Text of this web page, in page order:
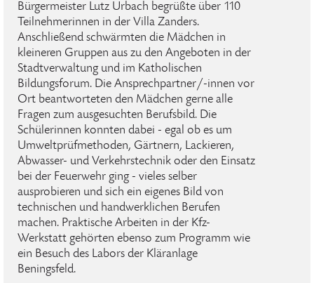
Bürgermeister Lutz Urbach begrüßte über 110
Teilnehmerinnen in der Villa Zanders.
Anschließend schwärmten die Mädchen in
kleineren Gruppen aus zu den Angeboten in der
Stadtverwaltung und im Katholischen
Bildungsforum. Die Ansprechpartner/-innen vor
Ort beantworteten den Mädchen gerne alle
Fragen zum ausgesuchten Berufsbild. Die
Schülerinnen konnten dabei - egal ob es um
Umweltprüfmethoden, Gärtnern, Lackieren,
Abwasser- und Verkehrstechnik oder den Einsatz
bei der Feuerwehr ging - vieles selber
ausprobieren und sich ein eigenes Bild von
technischen und handwerklichen Berufen
machen. Praktische Arbeiten in der Kfz-
Werkstatt gehörten ebenso zum Programm wie
ein Besuch des Labors der Kläranlage
Beningsfeld.